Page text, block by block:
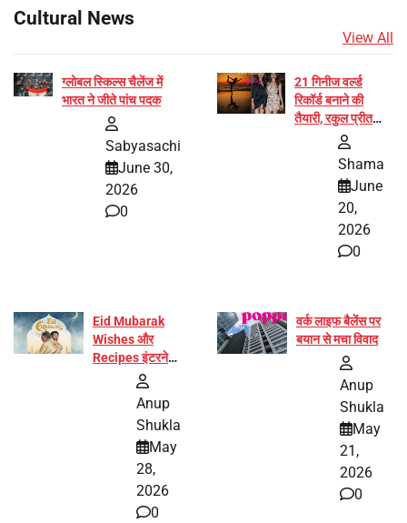
Cultural News
View All
ग्लोबल स्किल्स चैलेंज में
भारत ने जीते पांच पदक
Sabyasachi
June 30,
2026
0
21 गिनीज वर्ल्ड
रिकॉर्ड बनाने की
तैयारी, रकुल प्रीत
और प्रज्ञा जायसवाल
Shama
June
20,
2026
0
Eid Mubarak
Wishes और
Recipes इंटरनेट
पर हुईं वायरल
Anup
Shukla
May
28,
2026
0
वर्क लाइफ बैलेंस पर
बयान से मचा विवाद
Anup
Shukla
May
21,
2026
0